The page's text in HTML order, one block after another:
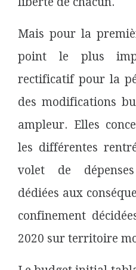
Mais pour la
point le plus
rectificatif pour la
des modifications
ampleur. Elles
les différentes
volet de
dédiées aux
confinement
2020 sur territoire